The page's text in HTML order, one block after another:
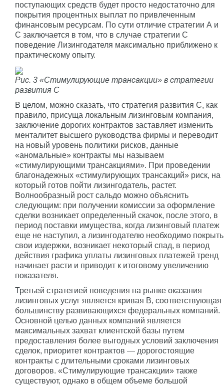
поступающих средств будет просто недостаточно для
покрытия процентных выплат по привлеченным
финансовым ресурсам. По сути отличие стратегии А и
С заключается в том, что в случае стратегии С
поведение Лизингодателя максимально приближено к
практическому опыту.
Рис. 3 «Стимулирующие трансакции» в стратегии
развития С
В целом, можно сказать, что стратегия развития С, как
правило, присуща локальным лизинговым компания,
заключение дорогих контрактов заставляет изменить
менталитет высшего руководства фирмы и переводит
на новый уровень политики рисков, данные
«аномальные» контракты мы называем
«стимулирующими трансакциями». При проведении
благонадежных «стимулирующих трансакций» риск, на
который готов пойти лизингодатель, растет.
Волнообразный рост сальдо можно объяснить
следующим: при получении комиссии за оформление
сделки возникает определенный скачок, после этого, в
период поставки имущества, когда лизинговый платеж
еще не наступил, а лизингодателю необходимо покрыть
свои издержки, возникает некоторый спад, в период
действия графика уплаты лизинговых платежей тренд
начинает расти и приводит к итоговому увеличению
показателя.
Третьей стратегией поведения на рынке оказания
лизинговых услуг является кривая В, соответствующая
большинству развивающихся федеральных компаний.
Основной целью данных компаний является
максимальных захват клиентской базы путем
предоставления более выгодных условий заключения
сделок, приоритет контрактов — дорогостоящие
контракты с длительными сроками лизинговых
договоров. «Стимулирующие трансакции» также
существуют, однако в общем объеме большой